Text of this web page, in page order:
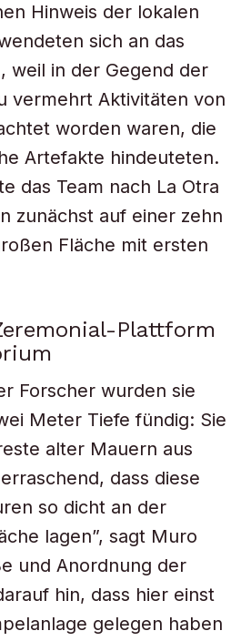
Hinweis der lokalen
sich an das
weil in der Gegend der
vermehrt Aktivitäten von
worden waren, die
Artefakte hindeuteten.
das Team nach La Otra
zunächst auf einer zehn
Fläche mit ersten
Plattform
Forscher wurden sie
Meter Tiefe fündig: Sie
alter Mauern aus
dass diese
so dicht an der
lagen”, sagt Muro
und Anordnung der
hin, dass hier einst
gelegen haben